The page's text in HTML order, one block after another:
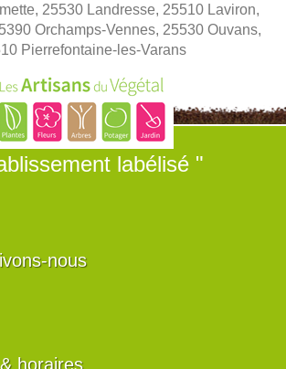
25530 Landresse, 25510 Laviron,
Orchamps-Vennes, 25530 Ouvans,
Pierrefontaine-les-Varans
labélisé "
nous
horaires